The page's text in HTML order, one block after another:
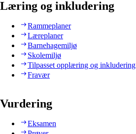
Læring og inkludering
Rammeplaner
Læreplaner
Barnehagemiljø
Skolemiljø
Tilpasset opplæring og inkludering
Fravær
Vurdering
Eksamen